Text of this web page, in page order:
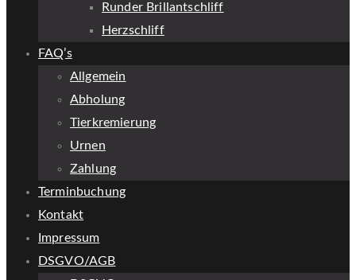
Runder Brillantschliff
Herzschliff
FAQ’s
Allgemein
Abholung
Tierkremierung
Urnen
Zahlung
Terminbuchung
Kontakt
Impressum
DSGVO/AGB